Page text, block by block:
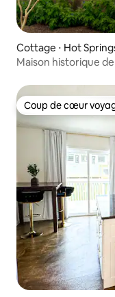
Cottage ⋅ Hot
Maison historique
Coup de cœur
Coup de cœur